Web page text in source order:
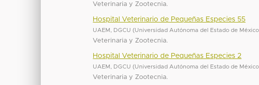
Veterinaria y Zootecnia.
Hospital Veterinario de Pequeñas Especies 55
UAEM, DGCU (Universidad Autónoma del Estado de México
Veterinaria y Zootecnia.
Hospital Veterinario de Pequeñas Especies 2
UAEM, DGCU (Universidad Autónoma del Estado de México
Veterinaria y Zootecnia.